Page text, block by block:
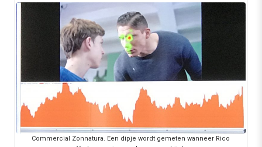
Commercial Zonnatura. Een dipje wordt gemeten wanneer Rico